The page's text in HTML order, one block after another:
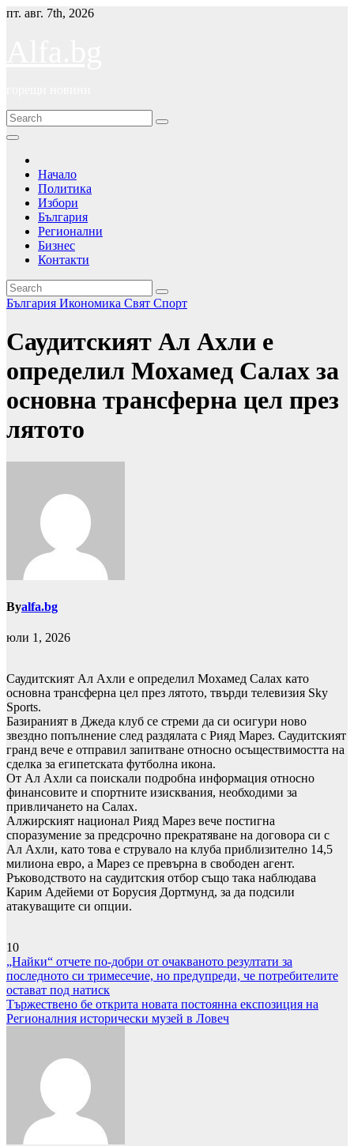
Skip
пт. авг. 7th, 2026
Начало
Политика
Избори
България
Регионални
Бизнес
Контакти
България Икономика Свят Спорт
Саудитският Ал Ахли е
определил Мохамед Салах за
основна трансферна цел през
лятото
Byalfa.bg
юли 1, 2026
Саудитският Ал Ахли е определил Мохамед Салах като
основна трансферна цел през лятото, твърди телевизия Sky
Sports.
Базираният в Джеда клуб се стреми да си осигури ново
звездно попълнение след раздялата с Рияд Марез. Саудитският
гранд вече е отправил запитване относно осъществимостта на
сделка за египетската футболна икона.
От Ал Ахли са поискали подробна информация относно
финансовите и спортните изисквания, необходими за
привличането на Салах.
Алжирският национал Рияд Марез вече постигна
споразумение за предсрочно прекратяване на договора си с
Ал Ахли, като това е струвало на клуба приблизително 14,5
милиона евро, а Марез се превърна в свободен агент.
Ръководството на саудитския отбор също така наблюдава
Карим Адейеми от Борусия Дортмунд, за да подсили
атакуващите си опции.
10
Навигация
„Найки“ отчете по-добри от очакваното резултати за
последното си тримесечие, но предупреди, че потребителите
остават под натиск
Тържествено бе открита новата постоянна експозиция на
Регионалния исторически музей в Ловеч